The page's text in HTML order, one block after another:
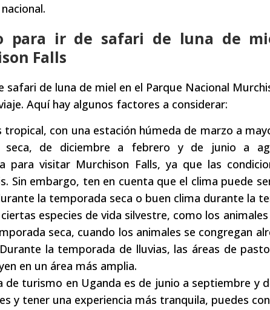
para ir de safari de luna de
Falls
de luna de miel en el Parque Nacional
Aquí hay algunos factores a considerar:
tropical, con una estación húmeda de marzo a
seca, de diciembre a febrero y de junio a
para visitar Murchison Falls, ya que las
Sin embargo, ten en cuenta que el clima puede
la temporada seca o buen clima durante la
especies de vida silvestre, como los
seca, cuando los animales se congregan
la temporada de lluvias, las áreas de
en un área más amplia.
turismo en Uganda es de junio a septiembre y
y tener una experiencia más tranquila, puedes